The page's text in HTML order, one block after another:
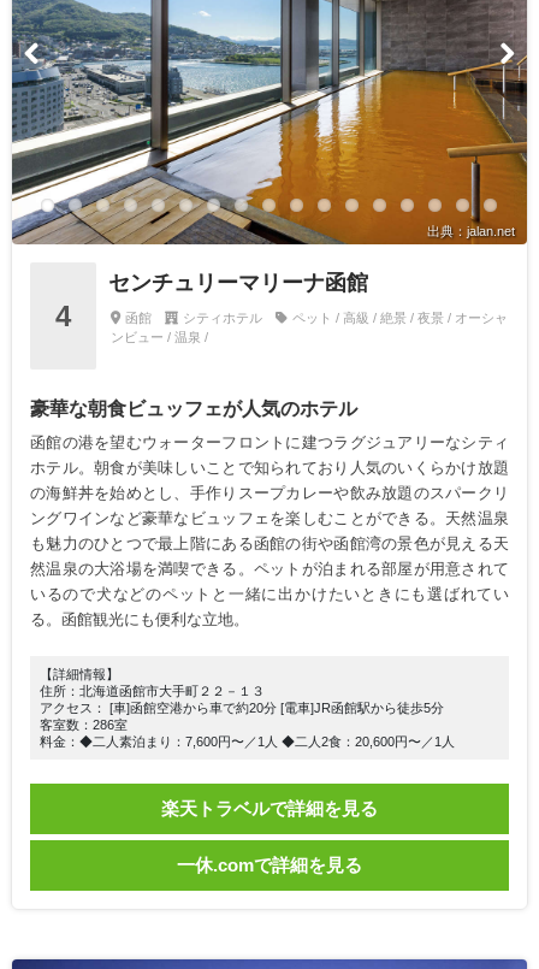
出典：jalan.net
4
センチュリーマリーナ函館
函館 シティホテル
ペット / 高級 / 絶景 / 夜景 / オーシャ
ンビュー / 温泉 /
豪華な朝食ビュッフェが人気のホテル
函館の港を望むウォーターフロントに建つラグジュアリーなシティ
ホテル。朝食が美味しいことで知られており人気のいくらかけ放題
の海鮮丼を始めとし、手作りスープカレーや飲み放題のスパークリ
ングワインなど豪華なビュッフェを楽しむことができる。天然温泉
も魅力のひとつで最上階にある函館の街や函館湾の景色が見える天
然温泉の大浴場を満喫できる。ペットが泊まれる部屋が用意されて
いるので犬などのペットと一緒に出かけたいときにも選ばれてい
る。函館観光にも便利な立地。
【詳細情報】
住所：北海道函館市大手町２２－１３
アクセス： [車]函館空港から車で約20分 [電車]JR函館駅から徒歩5分
客室数：286室
料金：◆二人素泊まり：7,600円〜／1人 ◆二人2食：20,600円〜／1人
楽天トラベルで詳細を見る
一休.comで詳細を見る